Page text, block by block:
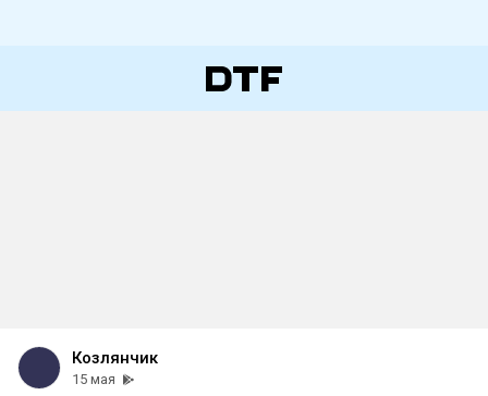
Козлянчик
15 мая